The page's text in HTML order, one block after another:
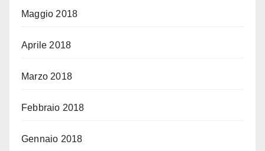
Maggio 2018
Aprile 2018
Marzo 2018
Febbraio 2018
Gennaio 2018